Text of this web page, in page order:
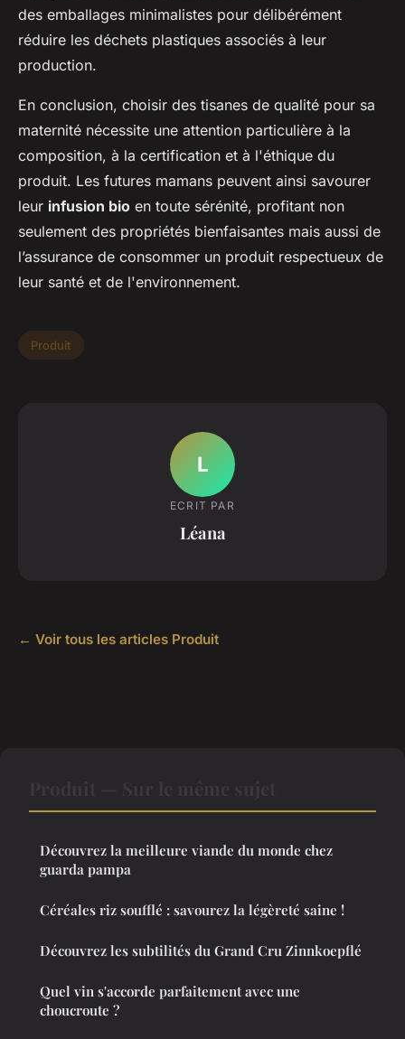
des emballages minimalistes pour délibérément
réduire les déchets plastiques associés à leur
production.
En conclusion, choisir des tisanes de qualité pour sa
maternité nécessite une attention particulière à la
composition, à la certification et à l'éthique du
produit. Les futures mamans peuvent ainsi savourer
leur infusion bio en toute sérénité, profitant non
seulement des propriétés bienfaisantes mais aussi de
l’assurance de consommer un produit respectueux de
leur santé et de l'environnement.
Produit
L
ECRIT PAR
Léana
← Voir tous les articles Produit
Découvrez la meilleure viande du monde chez
guarda pampa
Céréales riz soufflé : savourez la légèreté saine !
Découvrez les subtilités du Grand Cru Zinnkoepflé
Quel vin s'accorde parfaitement avec une
choucroute ?